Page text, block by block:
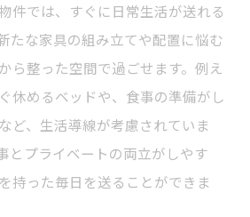
快適さを左右する家具付きの設
込み物件の比較ポイントを解
に最適な家具付き物件の選定
件では、すぐに日常生活が送れる
たな家具の組み立てや配置に悩む
ら整った空間で過ごせます。例え
休めるベッドや、食事の準備がし
ど、生活導線が考慮されていま
とプライベートの両立がしやす
持った毎日を送ることができま